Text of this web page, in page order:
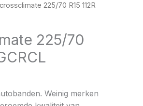
225/70 R15 112R
225/70
Weinig merken